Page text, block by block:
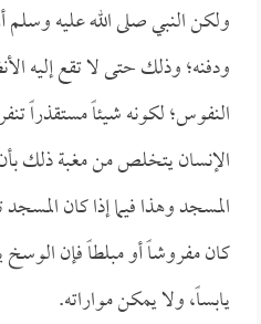
ولكن النبي صلى الله عليه وسلم
ودفنه؛ وذلك حتى لا تقع إليه
النفوس؛ لكونه شيئاً مستقذراً
الإنسان يتخلص من مغبة ذلك
المسجد وهذا فيما إذا كان المسجد
كان مفروشاً أو مبلطاً فإن
يابساً، ولا يمكن مواراته.